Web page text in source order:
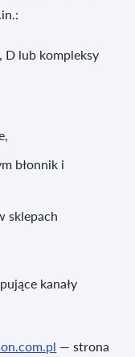
D lub kompleksy
błonnik i
sklepach
kanały
— strona